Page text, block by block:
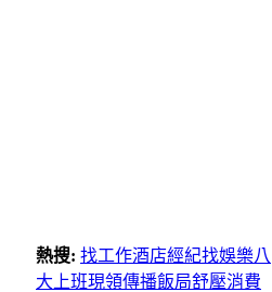
熱搜: 找工作酒店經紀找娛樂八
大上班現領傳播飯局舒壓消費